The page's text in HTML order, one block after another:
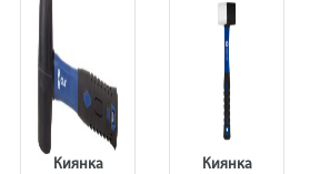
Киянка
Киянка